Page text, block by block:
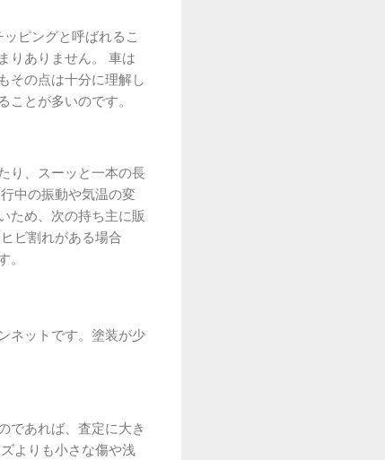
ピングと呼ばれるこ
りありません。 車は
その点は十分に理解し
とが多いのです。
り、スーッと一本の長
中の振動や気温の変
ため、次の持ち主に販
ビ割れがある場合
。
ネットです。塗装が少
であれば、査定に大き
よりも小さな傷や浅